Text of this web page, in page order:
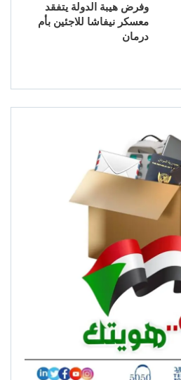
وفرض هيبة الدولة يتفقد
معسكر نيفاشا للاجئين بأم
درمان